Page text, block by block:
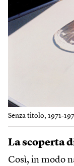
Senza titolo, 1971-
La scoperta
Così, in modo